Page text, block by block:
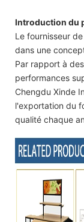
Introduction du
Le fournisseur
dans une
Par rapport à
performances
Chengdu Xinde
l'exportation du
qualité chaque